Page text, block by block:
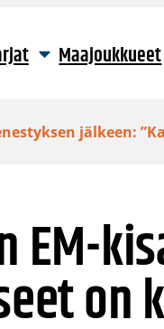
Maajoukkueet
jälkeen:
EM-
on